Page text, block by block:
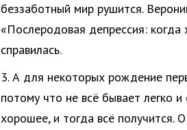
беззаботный мир рушится.
«Послеродовая депрессия: когда
справилась.
3. А для некоторых рождение
потому что не всё бывает легко
хорошее, и тогда всё получится.